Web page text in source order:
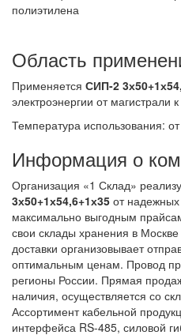
полиэтилена
Область
Применяется СИП-2
электроэнергии от магистрали
Температура использования:
Информация о
Организация «1 Склад»
3х50+1х54,6+1х35 от надежных
максимально выгодным
свои склады хранения в
доставки организовывает
оптимальным ценам. Провод
регионы России. Прямая
наличия, осуществляется со
Ассортимент кабельной
интерфейса RS-485, силовой